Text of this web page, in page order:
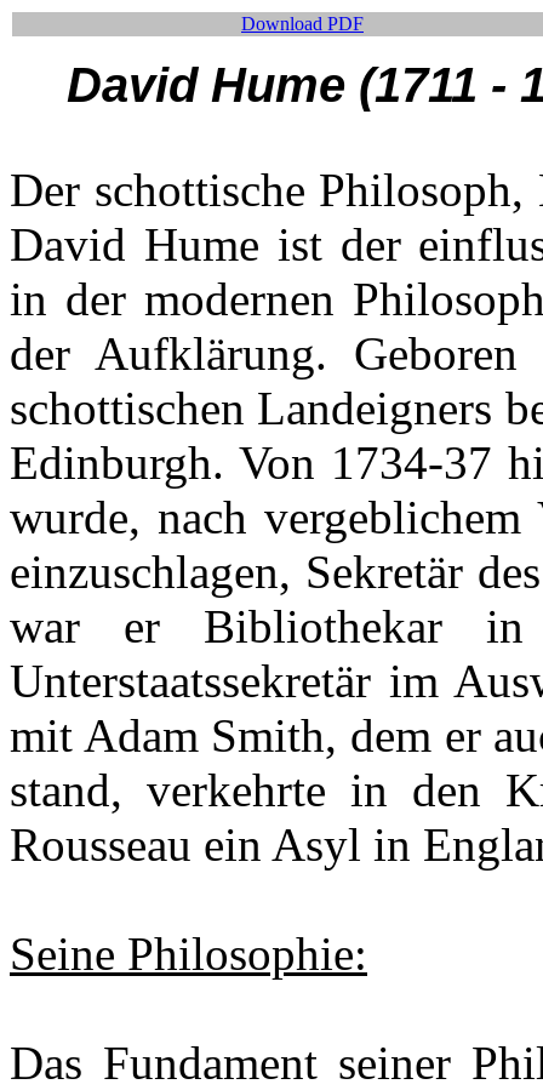
Download PDF
David Hume (1711 -
Der schottische
David Hume ist der
in der modernen
der Aufklärung.
schottischen Landeigners
Edinburgh. Von 1734-37
wurde, nach
einzuschlagen, Sekretär
war er Bibliothekar in
Unterstaatssekretär im
mit Adam Smith, dem er
stand, verkehrte in den
Rousseau ein Asyl in
Seine Philosophie:
Das Fundament seiner